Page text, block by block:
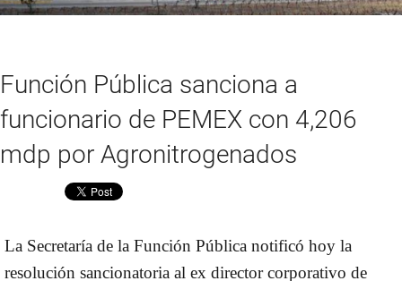
Función Pública sanciona a
funcionario de PEMEX con 4,206
mdp por Agronitrogenados
La Secretaría de la Función Pública notificó hoy la
resolución sancionatoria al ex director corporativo de